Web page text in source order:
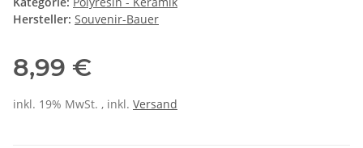
Hersteller: Souvenir-Bauer
8,99 €
inkl. 19% MwSt. , inkl. Versand